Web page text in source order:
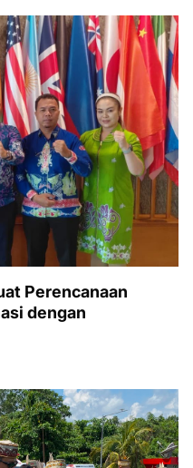
Perencanaan
dengan